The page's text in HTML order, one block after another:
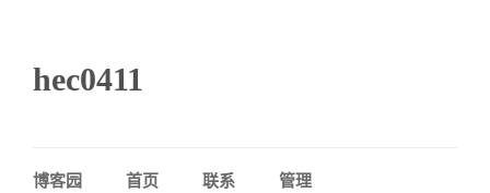
hec0411
博客园 首页 联系 管理